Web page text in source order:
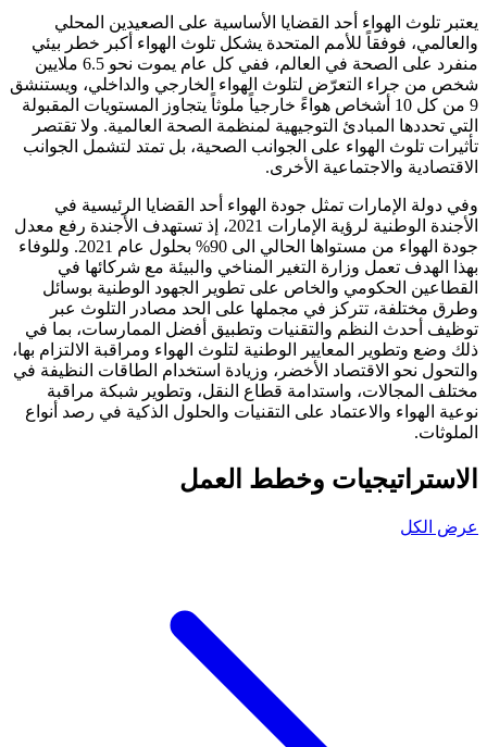
يعتبر تلوث الهواء أحد القضايا الأساسية على الصعيدين المحلي
والعالمي، فوفقاً للأمم المتحدة يشكل تلوث الهواء أكبر خطر بيئي
منفرد على الصحة في العالم، ففي كل عام يموت نحو 6.5 ملايين
شخص من جراء التعرّض لتلوث الهواء الخارجي والداخلي، ويستنشق
9 من كل 10 أشخاص هواءً خارجياً ملوثاً يتجاوز المستويات المقبولة
التي تحددها المبادئ التوجيهية لمنظمة الصحة العالمية. ولا تقتصر
تأثيرات تلوث الهواء على الجوانب الصحية، بل تمتد لتشمل الجوانب
الاقتصادية والاجتماعية الأخرى.
وفي دولة الإمارات تمثل جودة الهواء أحد القضايا الرئيسية في
الأجندة الوطنية لرؤية الإمارات 2021، إذ تستهدف الأجندة رفع معدل
جودة الهواء من مستواها الحالي الى 90% بحلول عام 2021. وللوفاء
بهذا الهدف تعمل وزارة التغير المناخي والبيئة مع شركائها في
القطاعين الحكومي والخاص على تطوير الجهود الوطنية بوسائل
وطرق مختلفة، تتركز في مجملها على الحد مصادر التلوث عبر
توظيف أحدث النظم والتقنيات وتطبيق أفضل الممارسات، بما في
ذلك وضع وتطوير المعايير الوطنية لتلوث الهواء ومراقبة الالتزام بها،
والتحول نحو الاقتصاد الأخضر، وزيادة استخدام الطاقات النظيفة في
مختلف المجالات، واستدامة قطاع النقل، وتطوير شبكة مراقبة
نوعية الهواء والاعتماد على التقنيات والحلول الذكية في رصد أنواع
الملوثات.
الاستراتيجيات وخطط العمل
عرض الكل